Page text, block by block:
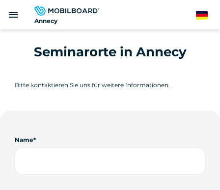
zum
Annecy
menu German
Seminarorte in Annecy
Bitte kontaktieren Sie uns für weitere Informationen.
Name